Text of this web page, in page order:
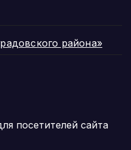
района»
посетителей сайта